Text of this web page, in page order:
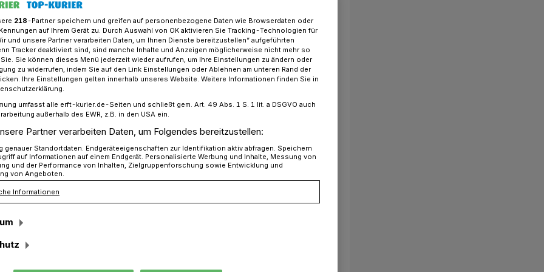
am geplanten Jugendlokal
geplanten Jugendlokal
Freitag nicht die
zu, sondern es gestaltete sich
die erfahrenen Experten aus den
Marketing und Programmleitung
218-Partner speichern und greifen auf personenbezogene Daten wie Browserdaten oder
auf Ihrem Gerät zu. Durch Auswahl von OK aktivieren Sie Tracking-Technologien für
und unsere Partner verarbeiten Daten, um Ihnen Dienste bereitzustellen“ aufgeführten
Tracker deaktiviert sind, sind manche Inhalte und Anzeigen möglicherweise nicht mehr so
Sie können dieses Menü jederzeit wieder aufrufen, um Ihre Einstellungen zu ändern oder
zu widerrufen, indem Sie auf den Link Einstellungen oder Ablehnen am unteren Rand der
Ihre Einstellungen gelten innerhalb unseres Website. Weitere Informationen finden Sie in
umfasst alle erft-kurier.de-Seiten und schließt gem. Art. 49 Abs. 1 S. 1 lit. a DSGVO auch
außerhalb des EWR, z.B. in den USA ein.
Partner verarbeiten Daten, um Folgendes bereitzustellen:
genauer Standortdaten. Endgeräteeigenschaften zur Identifikation aktiv abfragen. Speichern
auf Informationen auf einem Endgerät. Personalisierte Werbung und Inhalte, Messung von
und der Performance von Inhalten, Zielgruppenforschung sowie Entwicklung und
von Angeboten.
Informationen